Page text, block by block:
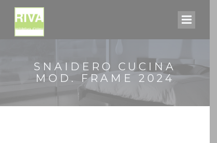
SNAIDERO CUCINA
MOD. FRAME 2024